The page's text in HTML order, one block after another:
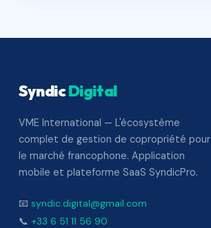
SyndicDigital
VME International — L'écosystème
complet de gestion de copropriété pour
le marché francophone. Application
mobile et plateforme SaaS SyndicPro.
📧 syndic.digital@gmail.com
📞 +33 6 51 11 56 90